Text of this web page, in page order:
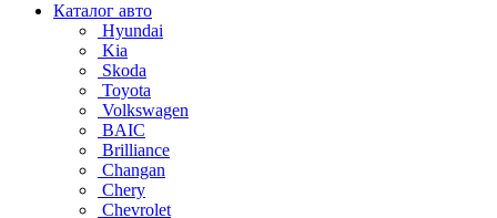
Каталог авто
Hyundai
Kia
Skoda
Toyota
Volkswagen
BAIC
Brilliance
Changan
Chery
Chevrolet